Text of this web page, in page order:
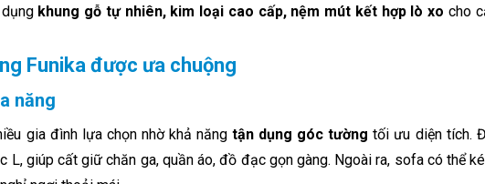
khung gỗ tự nhiên, kim loại cao cấp, nệm mút kết hợp lò xo cho
Funika được ưa chuộng
năng
gia đình lựa chọn nhờ khả năngtận dụng góc tường tối ưu diện tích.
L, giúp cất giữ chăn ga, quần áo, đồ đạc gọn gàng. Ngoài ra, sofa có thể